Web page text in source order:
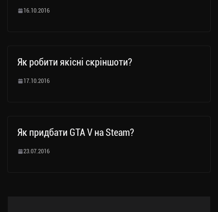
16.10.2016
Як робити якісні скріншоти?
17.10.2016
Як придбати GTA V на Steam?
23.07.2016